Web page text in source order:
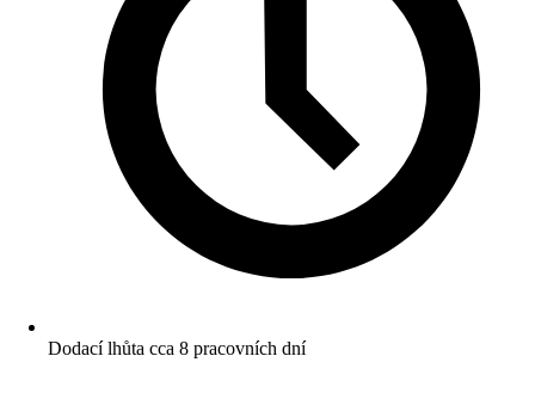
Dodací lhůta cca 8 pracovních dní